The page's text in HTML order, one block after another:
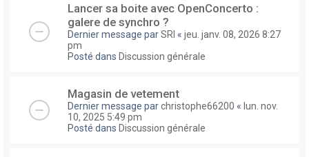
Lancer sa boite avec OpenConcerto :
galere de synchro ?
Dernier message parSRI « jeu. janv. 08, 2026 8:27
pm
Posté dans Discussion générale
Magasin de vetement
Dernier message parchristophe66200 « lun. nov.
10, 2025 5:49 pm
Posté dans Discussion générale